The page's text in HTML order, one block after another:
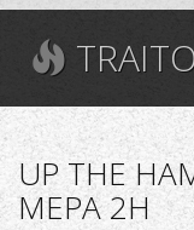
UP THE
ΜΕΡΑ 2Η